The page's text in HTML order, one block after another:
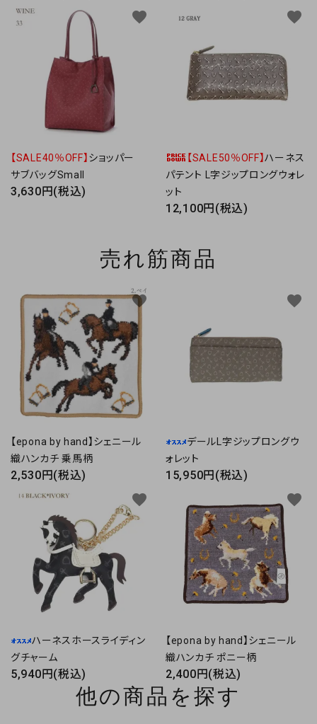
【SALE40％OFF】 ショッパー
サブバッグSmall
3,630円(税込)
favorite
【SALE50％OFF】ハーネス
パテント L字ジップロングウォレ
ット
12,100円(税込)
favorite
売れ筋商品
【epona by hand】シェニール
織ハンカチ 乗馬柄
2,530円(税込)
favorite
デールL字ジップロングウ
ォレット
15,950円(税込)
favorite
ハーネスホースライディン
グチャーム
5,940円(税込)
favorite
【epona by hand】シェニール
織ハンカチ ポニー柄
2,400円(税込)
favorite
他の商品を探す